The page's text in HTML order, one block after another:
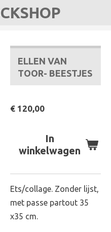
ELLEN VAN
TOOR- BEESTJES
€ 120,00
In
winkelwagen
Ets/collage. Zonder lijst,
met passe partout 35
x35 cm.